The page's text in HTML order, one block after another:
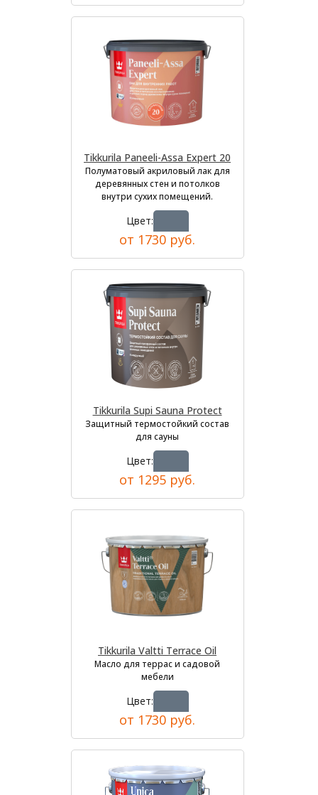
Tikkurila Paneeli-Assa Expert 20
Полуматовый акриловый лак для
деревянных стен и потолков
внутри сухих помещений.
Цвет:
от 1730 руб.
Tikkurila Supi Sauna Protect
Защитный термостойкий состав
для сауны
Цвет:
от 1295 руб.
Tikkurila Valtti Terrace Oil
Масло для террас и садовой
мебели
Цвет:
от 1730 руб.